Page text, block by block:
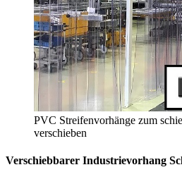
PVC Streifenvorhänge zum
verschieben
Verschiebbarer Industrievorhang